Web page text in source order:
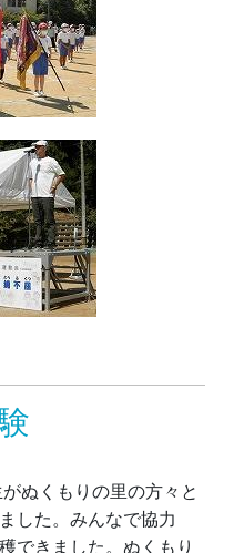
ぬくもりの里の方々と
した。みんなで協力
できました。ぬくもり